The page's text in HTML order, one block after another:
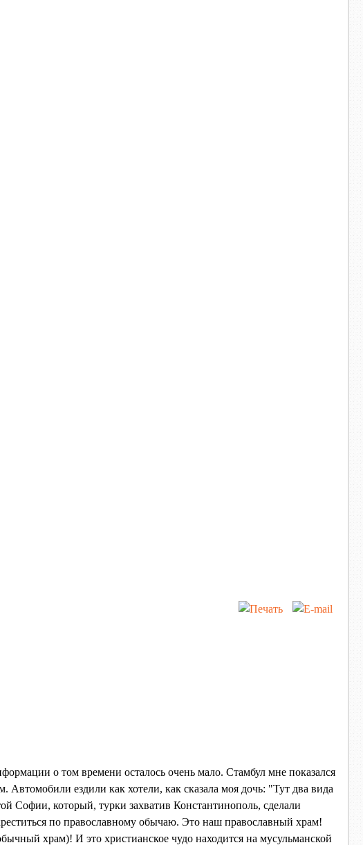
о том времени осталось очень мало. Стамбул мне показался
ездили как хотели, как сказала моя дочь: "Тут два вида
Софии, который, турки захватив Константинополь, сделали
по православному обычаю. Это наш православный храм!
храм)! И это христианское чудо находится на мусульманской